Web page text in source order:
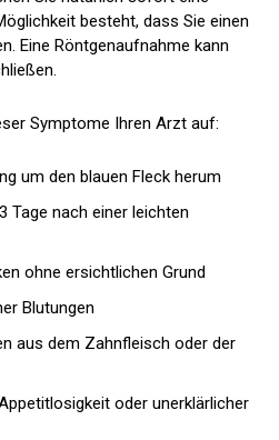
besteht, dass Sie einen
Eine Röntgenaufnahme kann
Symptome Ihren Arzt auf:
um den blauen Fleck herum
Tage nach einer leichten
ohne ersichtlichen Grund
Blutungen
aus dem Zahnfleisch oder der
oder unerklärlicher